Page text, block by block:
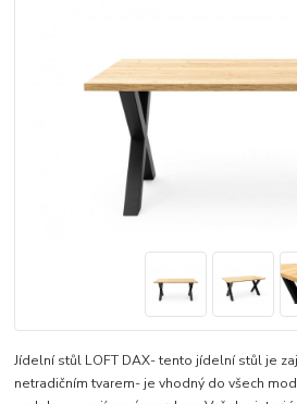
Jídelní stůl LOFT DAX- tento jídelní stůl je
netradičním tvarem- je vhodný do všech